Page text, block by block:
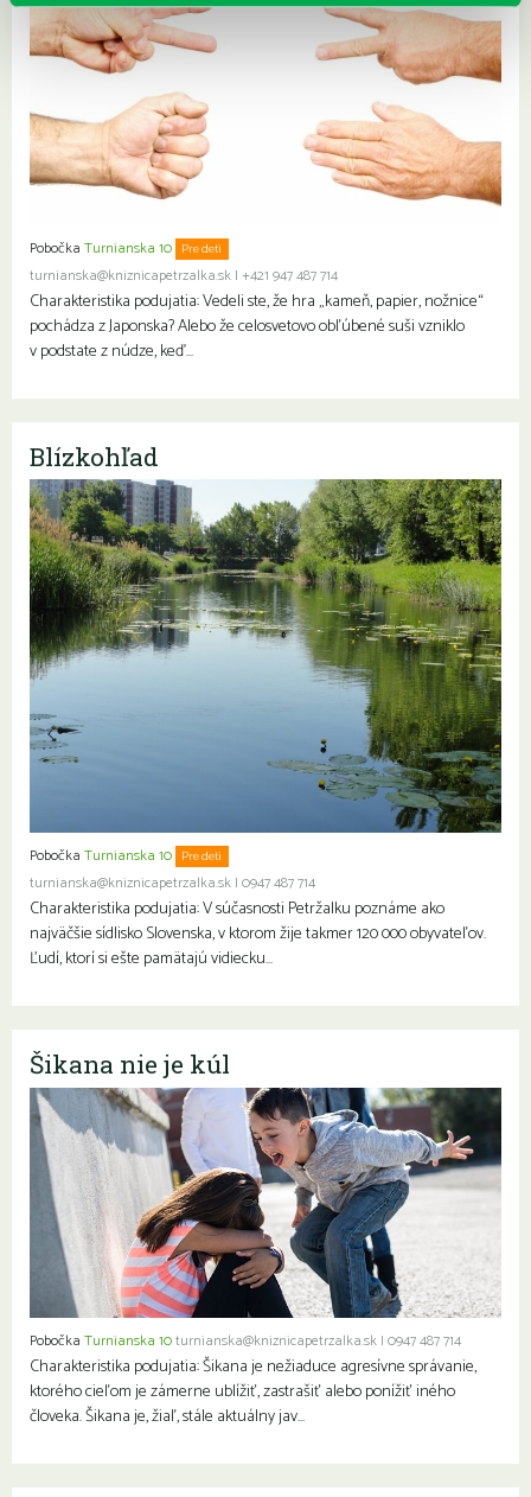
Pobočka Turnianska 10 Pre deti
turnianska@kniznicapetrzalka.sk | +421 947 487 714
Charakteristika podujatia: Vedeli ste, že hra „kameň, papier, nožnice“
pochádza z Japonska? Alebo že celosvetovo obľúbené suši vzniklo
v podstate z núdze, keď…
Blízkohľad
Pobočka Turnianska 10 Pre deti
turnianska@kniznicapetrzalka.sk | 0947 487 714
Charakteristika podujatia: V súčasnosti Petržalku poznáme ako
najväčšie sídlisko Slovenska, v ktorom žije takmer 120 000 obyvateľov.
Ľudí, ktorí si ešte pamätajú vidiecku…
Šikana nie je kúl
Pobočka Turnianska 10turnianska@kniznicapetrzalka.sk | 0947 487 714
Charakteristika podujatia: Šikana je nežiaduce agresívne správanie,
ktorého cieľom je zámerne ublížiť, zastrašiť alebo ponížiť iného
človeka. Šikana je, žiaľ, stále aktuálny jav…